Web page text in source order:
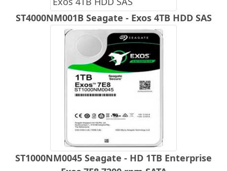
ST4000NM001B Seagate - Exos 4TB HDD SAS
ST1000NM0045 Seagate - HD 1TB Enterprise